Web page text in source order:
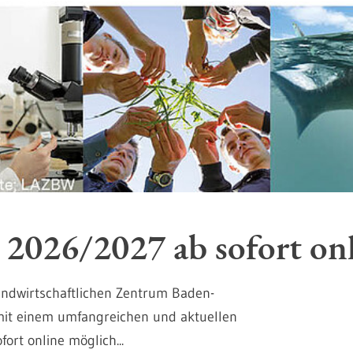
2027 ab sofort
Zentrum Baden-
einem umfangreichen und aktuellen
online möglich...